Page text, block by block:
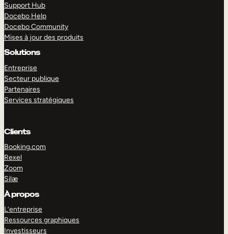
Support Hub
Docebo Help
Docebo Community
Mises à jour des produits
Solutions
Entreprise
Secteur publique
Partenaires
Services stratégiques
Clients
Booking.com
Rexel
Zoom
Silæ
À propos
L’entreprise
Ressources graphiques
Investisseurs